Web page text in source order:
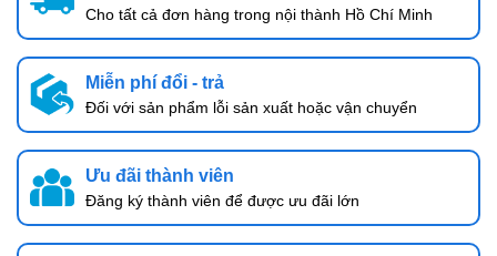
Cho tất cả đơn hàng trong nội thành Hồ Chí Minh
Miễn phí đổi - trả
Đối với sản phẩm lỗi sản xuất hoặc vận chuyển
Ưu đãi thành viên
Đăng ký thành viên để được ưu đãi lớn